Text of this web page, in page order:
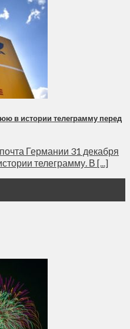
в истории телеграмму перед
Германии 31 декабря
телеграмму. В [...]